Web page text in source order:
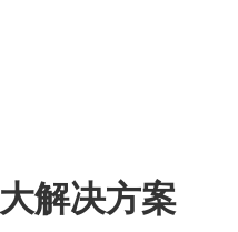
大解决方案